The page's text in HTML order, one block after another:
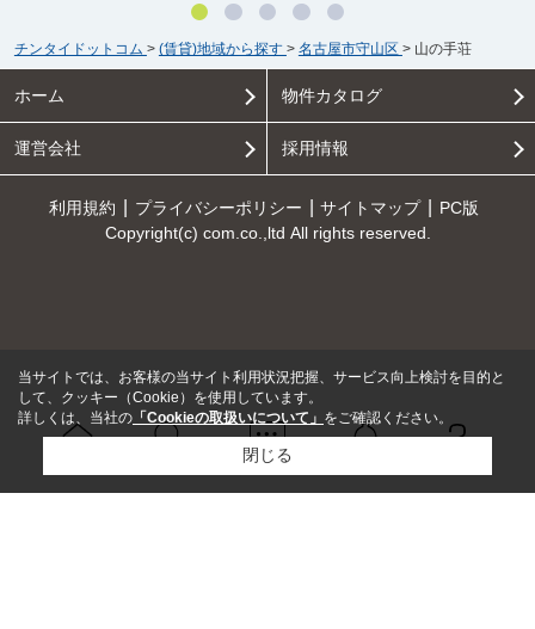
問い合せ
チンタイドットコム > (賃貸)地域から探す > 名古屋市守山区 > 山の手荘
ホーム 物件カタログ
運営会社 採用情報
利用規約 プライバシーポリシー サイトマップ
PC版
Copyright(c) com.co.,ltd All rights reserved.
当サイトでは、お客様の当サイト利用状況把握、サービス向上検討を目的と
して、クッキー（Cookie）を使用しています。
詳しくは、当社の 「Cookieの取扱いについて」 をご確認ください。
閉じる